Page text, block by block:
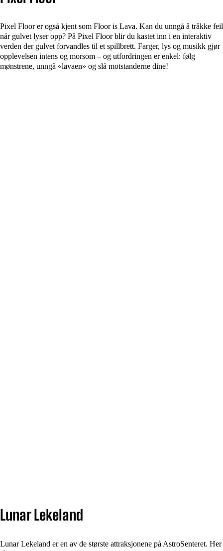
Pixel Floor er også kjent som Floor is Lava. Kan du unngå å tråkke feil
når gulvet lyser opp? På Pixel Floor blir du kastet inn i en interaktiv
verden der gulvet forvandles til et spillbrett. Farger, lys og musikk gjør
opplevelsen intens og morsom – og utfordringen er enkel: følg
mønstrene, unngå «lavaen» og slå motstanderne dine!
Lunar Lekeland
Lunar Lekeland er en av de største attraksjonene på AstroSenteret. Her